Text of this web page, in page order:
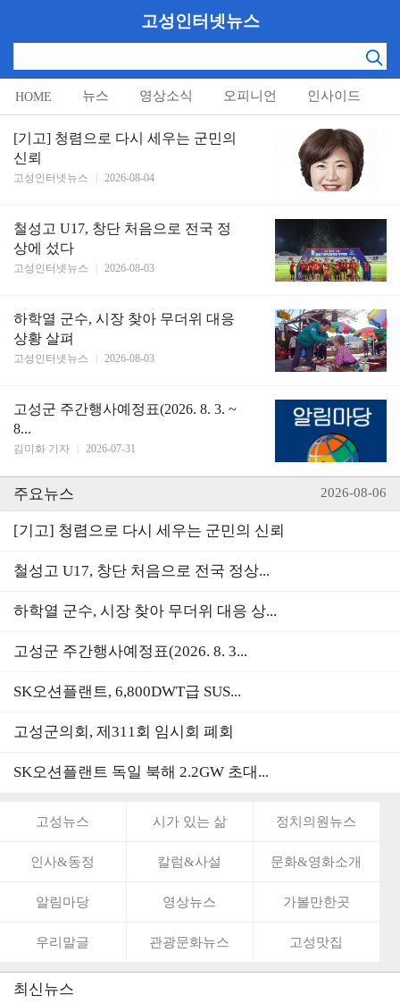
고성인터넷뉴스
HOME 뉴스 영상소식 오피니언 인사이드
알림마당
[기고] 청렴으로 다시 세우는 군민의
신뢰
고성인터넷뉴스 2026-08-04
철성고 U17, 창단 처음으로 전국 정
상에 섰다
고성인터넷뉴스 2026-08-03
하학열 군수, 시장 찾아 무더위 대응
상황 살펴
고성인터넷뉴스 2026-08-03
고성군 주간행사예정표(2026. 8. 3. ~
8...
김미화 기자 2026-07-31
주요뉴스 2026-08-06
[기고] 청렴으로 다시 세우는 군민의 신뢰
철성고 U17, 창단 처음으로 전국 정상...
하학열 군수, 시장 찾아 무더위 대응 상...
고성군 주간행사예정표(2026. 8. 3...
SK오션플랜트, 6,800DWT급 SUS...
고성군의회, 제311회 임시회 폐회
SK오션플랜트 독일 북해 2.2GW 초대...
고성뉴스 시가 있는 삶 정치의원뉴스
인사&동정 칼럼&사설 문화&영화소개
알림마당 영상뉴스 가볼만한곳
우리말글 관광문화뉴스 고성맛집
최신뉴스